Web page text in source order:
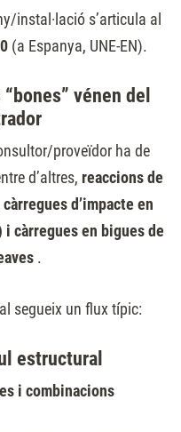
instal·lació s’articula al
(a Espanya, UNE-EN).
vénen del
proveïdor ha de
d’altres, reaccions de
d’impacte en
càrregues en bigues de
.
segueix un flux típic:
estructural
i combinacions